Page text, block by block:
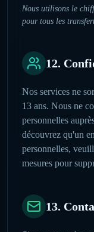
Nous utilisons le
pour tous les
12.
Nos services ne
13 ans. Nous ne
personnelles
découvrez qu'un
personnelles,
mesures pour
13.